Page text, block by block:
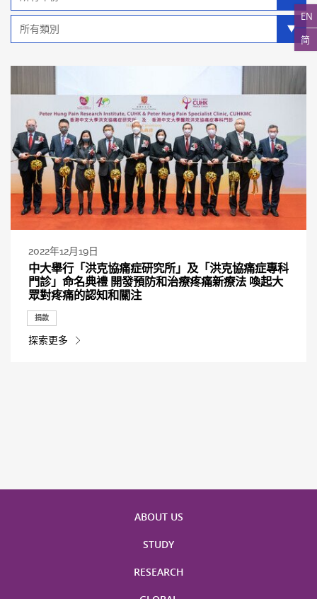
EN
简
類
類
2022年12月19日
中大舉行「洪克協痛症研究所」及「洪克協痛症專科
門診」命名典禮 開發預防和治療疼痛新療法 喚起大
眾對疼痛的認知和關注
捐款
探索更多
ABOUT US
STUDY
RESEARCH